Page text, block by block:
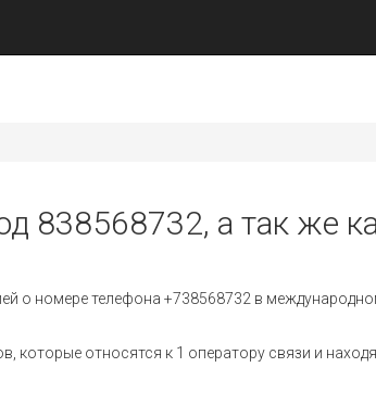
838568732, а так же
о номере телефона +738568732 в
относятся к 1 оператору связи и